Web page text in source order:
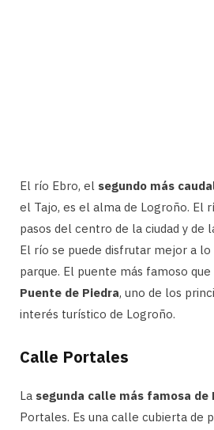
El río Ebro, el segundo más
el Tajo, es el alma de Logroño. El
pasos del centro de la ciudad y de
El río se puede disfrutar mejor a
parque. El puente más famoso
Puente de Piedra, uno de los
interés turístico de Logroño.
Calle Portales
La segunda calle más famosa de
Portales. Es una calle cubierta de